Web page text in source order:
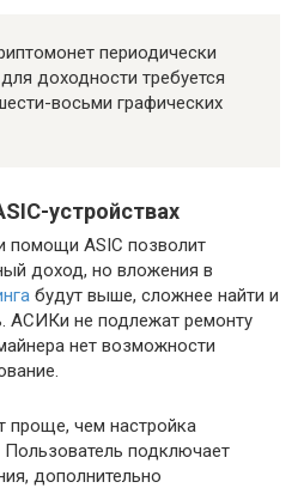
периодически
доходности требуется
восьми графических
устройствах
помощи ASIC позволит
доход, но вложения в
будут выше, сложнее найти и
АСИКи не подлежат ремонту
нет возможности
проще, чем настройка
Пользователь подключает
дополнительно